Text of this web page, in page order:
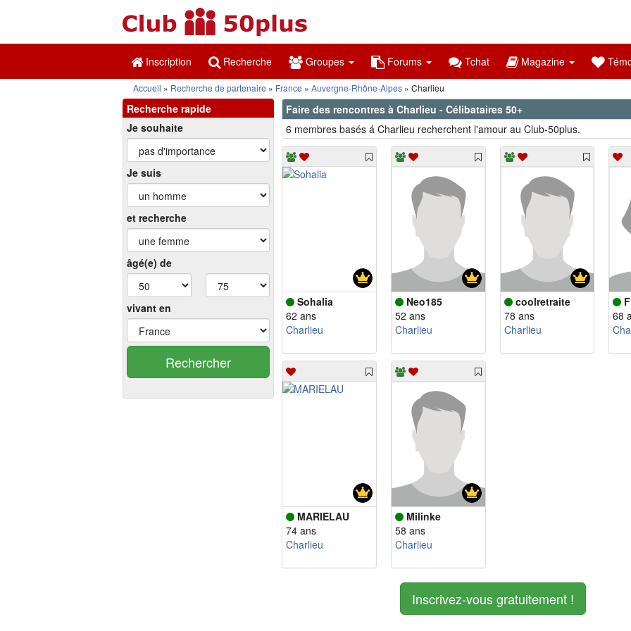
Inscription Recherche Groupes Forums Tchat Magazine
Accueil Recherche de partenaire France Auvergne-Rhône-Alpes Charlieu
Recherche rapide
Je souhaite
Je suis
et recherche
âgé(e) de
vivant en
Rechercher
Faire des rencontres à Charlieu - Célibataires 50+
6 membres basés á Charlieu recherchent l'amour au Club-50plus.
Sohalia
62 ans
Charlieu
Neo185
52 ans
Charlieu
coolretraite
78 ans
Charlieu
68
MARIELAU
74 ans
Charlieu
Milinke
58 ans
Charlieu
Inscrivez-vous gratuitement !